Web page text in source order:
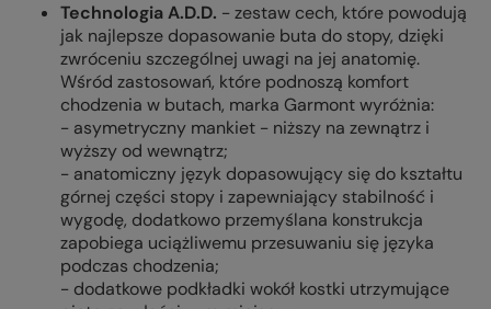
Technologia A.D.D. - zestaw cech, które powodują
jak najlepsze dopasowanie buta do stopy, dzięki
zwróceniu szczególnej uwagi na jej anatomię.
Wśród zastosowań, które podnoszą komfort
chodzenia w butach, marka Garmont wyróżnia:
- asymetryczny mankiet - niższy na zewnątrz i
wyższy od wewnątrz;
- anatomiczny język dopasowujący się do kształtu
górnej części stopy i zapewniający stabilność i
wygodę, dodatkowo przemyślana konstrukcja
zapobiega uciążliwemu przesuwaniu się języka
podczas chodzenia;
- dodatkowe podkładki wokół kostki utrzymujące